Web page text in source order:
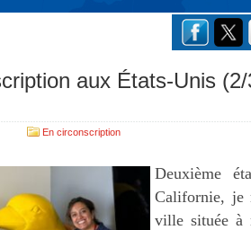
aux États-Unis
En circonscription
Deuxième
Californie, je
ville située à